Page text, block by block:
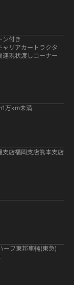
ン付き
ャリアカー トラクタ
連現状渡しコーナー
1万km未満
支店福岡支店熊本支店
ーフ東邦車輛(東急)